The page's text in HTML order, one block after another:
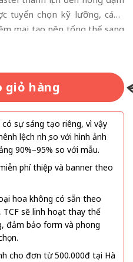
tuyển chọn kỹ lưỡng, cánh
mại tạo nên tổng thể sang
giỏ hàng
sự sáng tạo riêng, vì vậy
lệch nhẹ so với hình ảnh
90%–95% so với mẫu.
phí thiệp và banner theo
hoa không có sẵn theo
sẽ linh hoạt thay thế
đảm bảo form và phong
cho đơn từ 500.000đ tại Hà